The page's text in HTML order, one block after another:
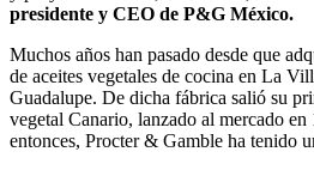
presidente y CEO de P&G México.
Muchos años han pasado desde que
de aceites vegetales de cocina en La
Guadalupe. De dicha fábrica salió su
vegetal Canario, lanzado al mercado en
entonces, Procter & Gamble ha tenido